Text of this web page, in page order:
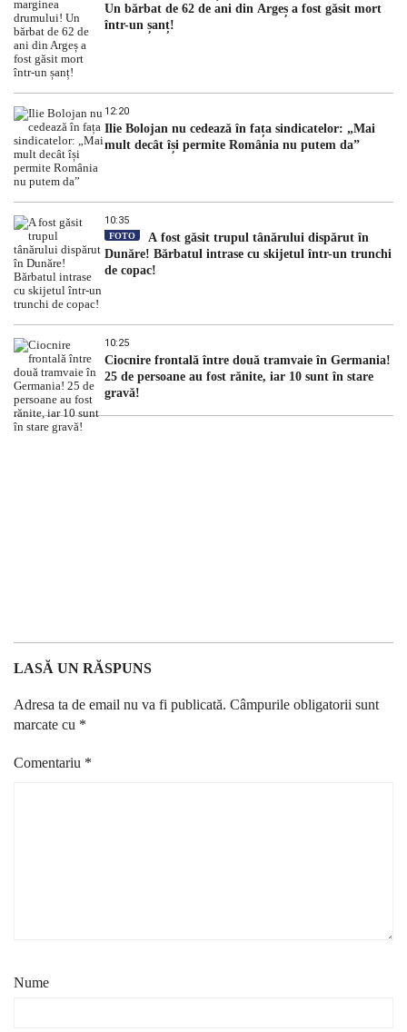
Un bărbat de 62 de ani din Argeș a fost găsit mort
într-un șanț!
12:20
Ilie Bolojan nu cedează în fața sindicatelor: „Mai
mult decât își permite România nu putem da”
10:35
FOTO
A fost găsit trupul tânărului dispărut în
Dunăre! Bărbatul intrase cu skijetul într-un trunchi
de copac!
10:25
Ciocnire frontală între două tramvaie în Germania!
25 de persoane au fost rănite, iar 10 sunt în stare
gravă!
LASĂ UN RĂSPUNS
Adresa ta de email nu va fi publicată. Câmpurile obligatorii sunt
marcate cu *
Comentariu *
Nume